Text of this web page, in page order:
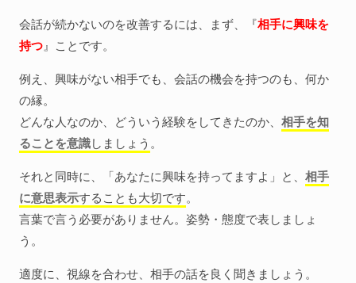
会話が続かないのを改善するには、まず、『相手に興味を
持つ』ことです。
例え、興味がない相手でも、会話の機会を持つのも、何か
の縁。
どんな人なのか、どういう経験をしてきたのか、 相手を知
ることを意識しましょう 。
それと同時に、「あなたに興味を持ってますよ」と、 相手
に意思表示することも大切です。
言葉で言う必要がありません。姿勢・態度で表しましょ
う。
適度に、視線を合わせ、相手の話を良く聞きましょう。